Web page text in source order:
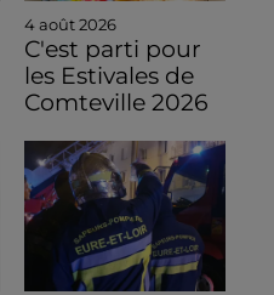
4 août 2026
C'est parti pour
les Estivales de
Comteville 2026